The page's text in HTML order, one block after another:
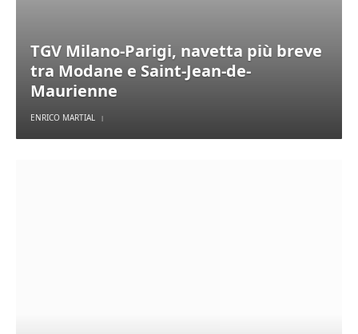
TGV Milano-Parigi, navetta più breve
tra Modane e Saint-Jean-de-
Maurienne
ENRICO MARTIAL